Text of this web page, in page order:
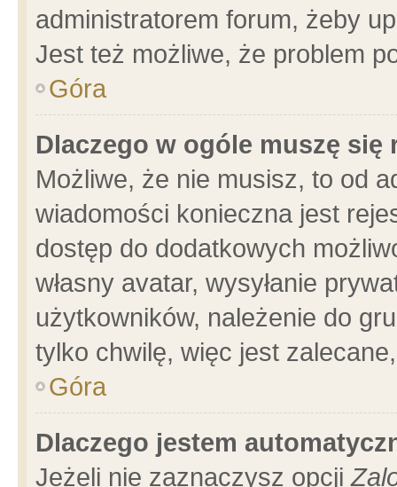
administratorem forum, żeby
Jest też możliwe, że problem
Góra
Dlaczego w ogóle muszę się
Możliwe, że nie musisz, to od
wiadomości konieczna jest
dostęp do dodatkowych
własny avatar, wysyłanie
użytkowników, należenie do
tylko chwilę, więc jest
Góra
Dlaczego jestem
Jeżeli nie zaznaczysz opcji